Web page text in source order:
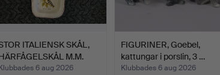
ITALIENSK SKÅL,
M.M.
6 aug 2026
FIGURINER, Goebel,
kattungar i porslin, 3 …
Klubbades 6 aug 2026